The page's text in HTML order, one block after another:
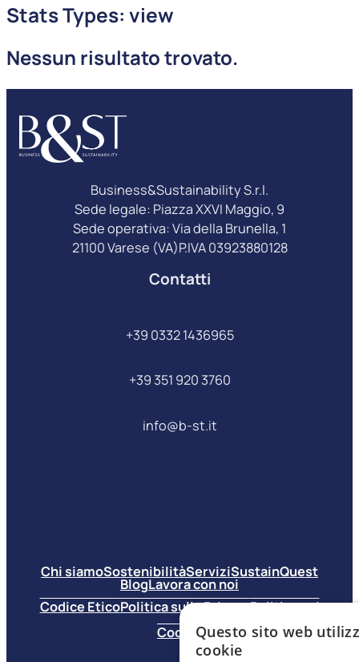
Stats Types: view
Nessun risultato trovato.
Business&Sustainability S.r.l.
Sede legale: Piazza XXVI Maggio, 9
Sede operativa: Via della Brunella, 1
21100 Varese (VA)P.IVA 03923880128
Contatti
+39 0332 1436965
+39 351 920 3760
info@b-st.it
Chi siamoSostenibilitàServiziSustainQuest
BlogLavora con noi
Codice EticoPolitica sulla PrivacyPolitica sui
CookieQuesto sito web
cookie